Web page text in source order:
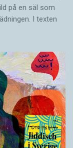
på en säl som
I ­texten